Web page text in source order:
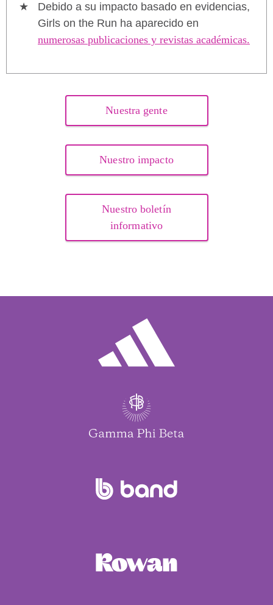
Debido a su impacto basado en evidencias,
Girls on the Run ha aparecido en
numerosas publicaciones y revistas académicas.
Nuestra gente
Nuestro impacto
Nuestro boletín
informativo